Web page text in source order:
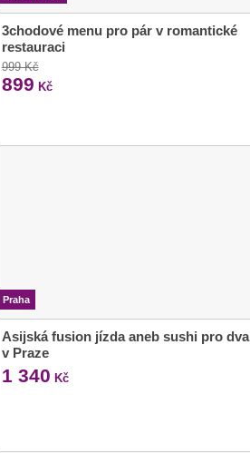
3chodové menu pro pár v romantické
restauraci
999 Kč
899 Kč
Praha
Asijská fusion jízda aneb sushi pro dva
v Praze
1 340 Kč